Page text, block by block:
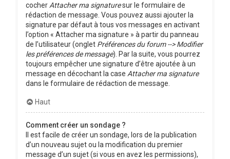
cocher Attacher ma signaturesur le formulaire de
rédaction de message. Vous pouvez aussi ajouter la
signature par défaut à tous vos messages en activant
l’option « Attacher ma signature » à partir du panneau
de l’utilisateur (onglet Préférences du forum --> Modifier
les préférences de message). Par la suite, vous pourrez
toujours empêcher une signature d’être ajoutée à un
message en décochant la case Attacher ma signature
dans le formulaire de rédaction de message.
Haut
Comment créer un sondage ?
Il est facile de créer un sondage, lors de la publication
d’un nouveau sujet ou la modification du premier
message d’un sujet (si vous en avez les permissions),